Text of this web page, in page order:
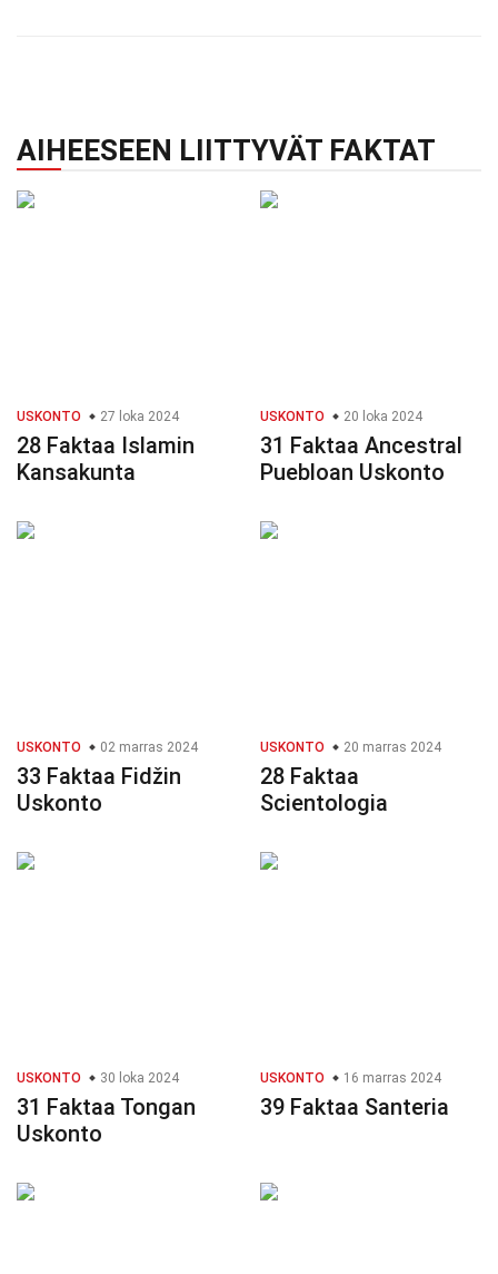
AIHEESEEN LIITTYVÄT FAKTAT
USKONTO 27 loka 2024
28 Faktaa Islamin
Kansakunta
USKONTO 20 loka 2024
31 Faktaa Ancestral
Puebloan Uskonto
USKONTO 02 marras 2024
33 Faktaa Fidžin
Uskonto
USKONTO 20 marras 2024
28 Faktaa
Scientologia
USKONTO 30 loka 2024
31 Faktaa Tongan
Uskonto
USKONTO 16 marras 2024
39 Faktaa Santeria